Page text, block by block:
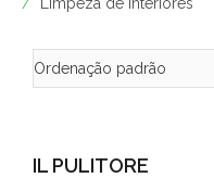
IL PULITORE